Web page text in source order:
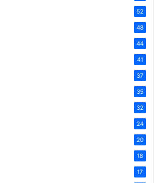
52
48
44
41
37
35
32
24
20
18
17